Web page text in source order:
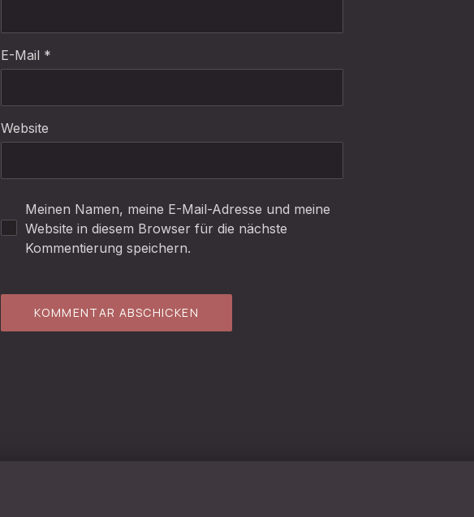
E-Mail *
Website
Meinen Namen, meine E-Mail-Adresse und meine
Website in diesem Browser für die nächste
Kommentierung speichern.